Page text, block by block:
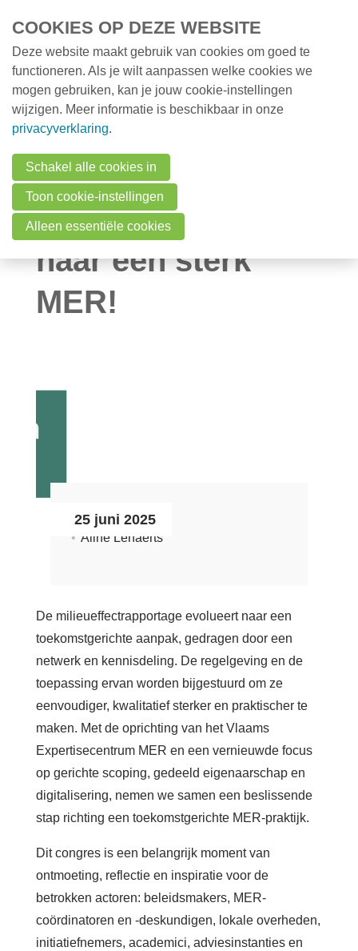
MENU
Save the date –
MER-congres:
Samen op weg
naar een sterk
MER!
25 juni 2025
Aline Lenaerts
De milieueffectrapportage evolueert naar een
toekomstgerichte aanpak, gedragen door een
netwerk en kennisdeling. De regelgeving en de
toepassing ervan worden bijgestuurd om ze
eenvoudiger, kwalitatief sterker en praktischer te
maken. Met de oprichting van het Vlaams
Expertisecentrum MER en een vernieuwde focus
op gerichte scoping, gedeeld eigenaarschap en
digitalisering, nemen we samen een beslissende
stap richting een toekomstgerichte MER-praktijk.
Dit congres is een belangrijk moment van
ontmoeting, reflectie en inspiratie voor de
betrokken actoren: beleidsmakers, MER-
coördinatoren en -deskundigen, lokale overheden,
initiatiefnemers, academici, adviesinstanties en
Milieunieuws
Milieunieuws
Over VMx
Zoek een professional
FAQ
Vacatures
COOKIES OP DEZE WEBSITE
Deze website maakt gebruik van cookies om goed te
functioneren. Als je wilt aanpassen welke cookies we
mogen gebruiken, kan je jouw cookie-instellingen
wijzigen. Meer informatie is beschikbaar in onze
privacyverklaring.
Schakel alle cookies in
Toon cookie-instellingen
Alleen essentiële cookies